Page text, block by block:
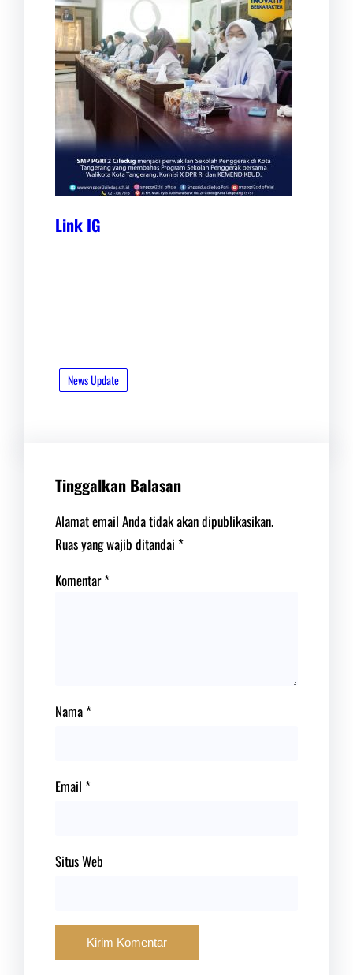
Link IG
News Update
Tinggalkan Balasan
Alamat email Anda tidak akan dipublikasikan.
Ruas yang wajib ditandai *
Komentar*
Nama *
Email *
Situs Web